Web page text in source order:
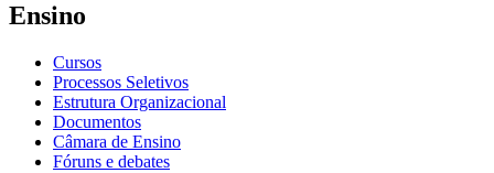
Ensino
Cursos
Processos Seletivos
Estrutura Organizacional
Documentos
Câmara de Ensino
Fóruns e debates